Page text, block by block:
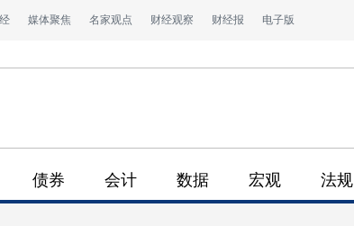
媒体聚焦 名家观点 财经观察 财经报 电子版
债券 会计 数据 宏观 法规